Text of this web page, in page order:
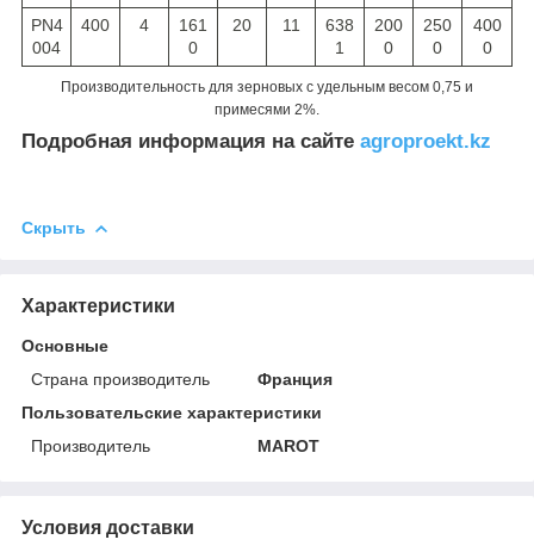
PN4
004
400 4
161
0
20 11
638
1
200
0
250
0
400
0
Производительность для зерновых с удельным весом 0,75 и
примесями 2%.
Подробная информация на сайте agroproekt.kz
Скрыть
Характеристики
Основные
Страна производитель
Франция
Пользовательские характеристики
Производитель
MAROT
Условия доставки